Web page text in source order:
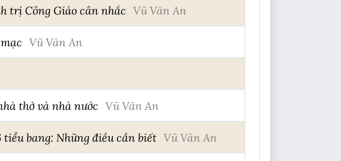
trị Công Giáo cân nhắc Vũ Văn An
Vũ Văn An
thờ và nhà nước Vũ Văn An
bang: Những điều cần biết Vũ Văn An